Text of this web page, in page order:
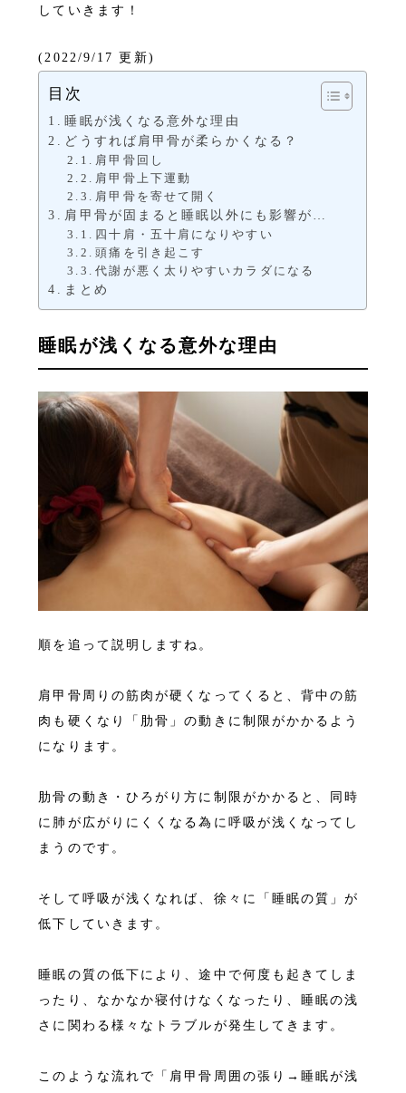
していきます！
(2022/9/17 更新)
目次
睡眠が浅くなる意外な理由
どうすれば肩甲骨が柔らかくなる？
肩甲骨回し
肩甲骨上下運動
肩甲骨を寄せて開く
肩甲骨が固まると睡眠以外にも影響が…
四十肩・五十肩になりやすい
頭痛を引き起こす
代謝が悪く太りやすいカラダになる
まとめ
睡眠が浅くなる意外な理由
順を追って説明しますね。
肩甲骨周りの筋肉が硬くなってくると、背中の筋
肉も硬くなり「肋骨」の動きに制限がかかるよう
になります。
肋骨の動き・ひろがり方に制限がかかると、同時
に肺が広がりにくくなる為に呼吸が浅くなってし
まうのです。
そして呼吸が浅くなれば、徐々に「睡眠の質」が
低下していきます。
睡眠の質の低下により、途中で何度も起きてしま
ったり、なかなか寝付けなくなったり、睡眠の浅
さに関わる様々なトラブルが発生してきます。
このような流れで「肩甲骨周囲の張り→睡眠が浅